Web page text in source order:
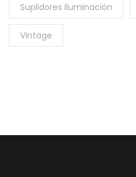
Suplidores Iluminación
Vintage